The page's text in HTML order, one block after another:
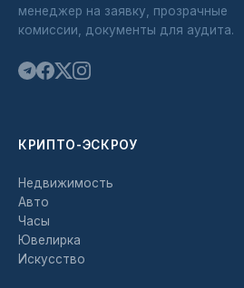
менеджер на заявку, прозрачные
комиссии, документы для аудита.
КРИПТО-ЭСКРОУ
Недвижимость
Авто
Часы
Ювелирка
Искусство